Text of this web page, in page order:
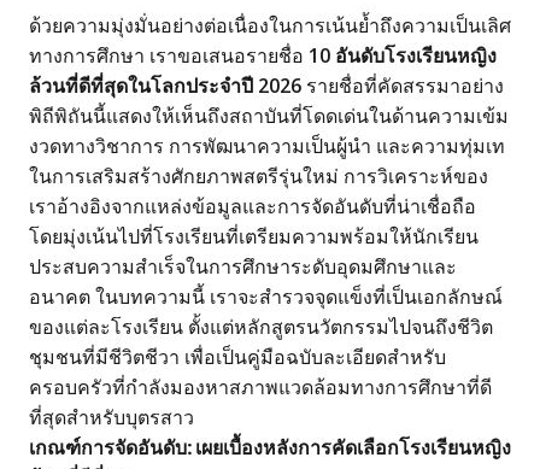
ด้วยความมุ่งมั่นอย่างต่อเนื่องในการเน้นย้ำถึงความเป็นเลิศ
ทางการศึกษา เราขอเสนอรายชื่อ 10 อันดับโรงเรียนหญิง
ล้วนที่ดีที่สุดในโลกประจำปี 2026 รายชื่อที่คัดสรรมาอย่าง
พิถีพิถันนี้แสดงให้เห็นถึงสถาบันที่โดดเด่นในด้านความเข้ม
งวดทางวิชาการ การพัฒนาความเป็นผู้นำ และความทุ่มเท
ในการเสริมสร้างศักยภาพสตรีรุ่นใหม่ การวิเคราะห์ของ
เราอ้างอิงจากแหล่งข้อมูลและการจัดอันดับที่น่าเชื่อถือ
โดยมุ่งเน้นไปที่โรงเรียนที่เตรียมความพร้อมให้นักเรียน
ประสบความสำเร็จในการศึกษาระดับอุดมศึกษาและ
อนาคต ในบทความนี้ เราจะสำรวจจุดแข็งที่เป็นเอกลักษณ์
ของแต่ละโรงเรียน ตั้งแต่หลักสูตรนวัตกรรมไปจนถึงชีวิต
ชุมชนที่มีชีวิตชีวา เพื่อเป็นคู่มือฉบับละเอียดสำหรับ
ครอบครัวที่กำลังมองหาสภาพแวดล้อมทางการศึกษาที่ดี
ที่สุดสำหรับบุตรสาว
เกณฑ์การจัดอันดับ: เผยเบื้องหลังการคัดเลือกโรงเรียนหญิง